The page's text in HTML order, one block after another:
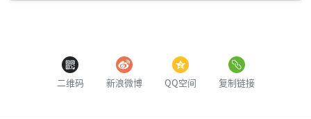
二维码 新浪微博 QQ空间 复制链接